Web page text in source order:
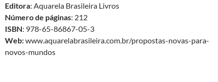
Editora: Aquarela Brasileira Livros
Número de páginas: 212
ISBN: 978-65-86867-05-3
Web:www.aquarelabrasileira.com.br/propostas-novas-para-
novos-mundos